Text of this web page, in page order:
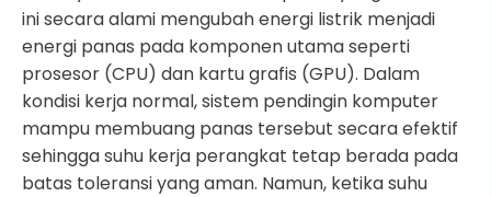
ini secara alami mengubah energi listrik menjadi
energi panas pada komponen utama seperti
prosesor (CPU) dan kartu grafis (GPU). Dalam
kondisi kerja normal, sistem pendingin komputer
mampu membuang panas tersebut secara efektif
sehingga suhu kerja perangkat tetap berada pada
batas toleransi yang aman. Namun, ketika suhu